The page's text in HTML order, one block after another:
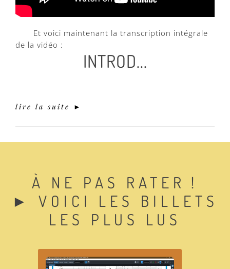
Et voici maintenant la transcription intégrale
de la vidéo :
INTROD...
lire la suite ►
À NE PAS RATER !
► VOICI LES BILLETS
LES PLUS LUS